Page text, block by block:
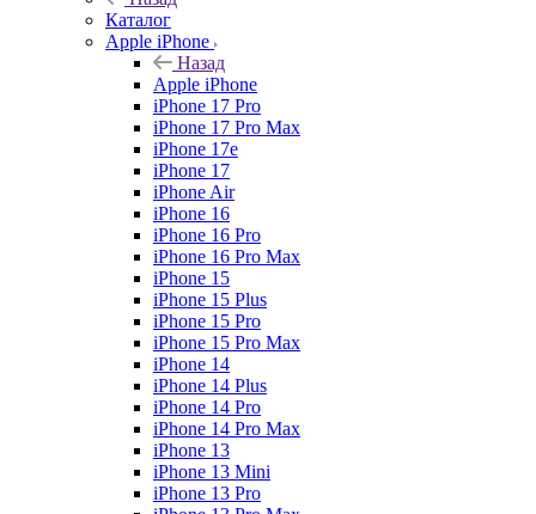
Каталог
Apple iPhone
Назад
Apple iPhone
iPhone 17 Pro
iPhone 17 Pro Max
iPhone 17e
iPhone 17
iPhone Air
iPhone 16
iPhone 16 Pro
iPhone 16 Pro Max
iPhone 15
iPhone 15 Plus
iPhone 15 Pro
iPhone 15 Pro Max
iPhone 14
iPhone 14 Plus
iPhone 14 Pro
iPhone 14 Pro Max
iPhone 13
iPhone 13 Mini
iPhone 13 Pro